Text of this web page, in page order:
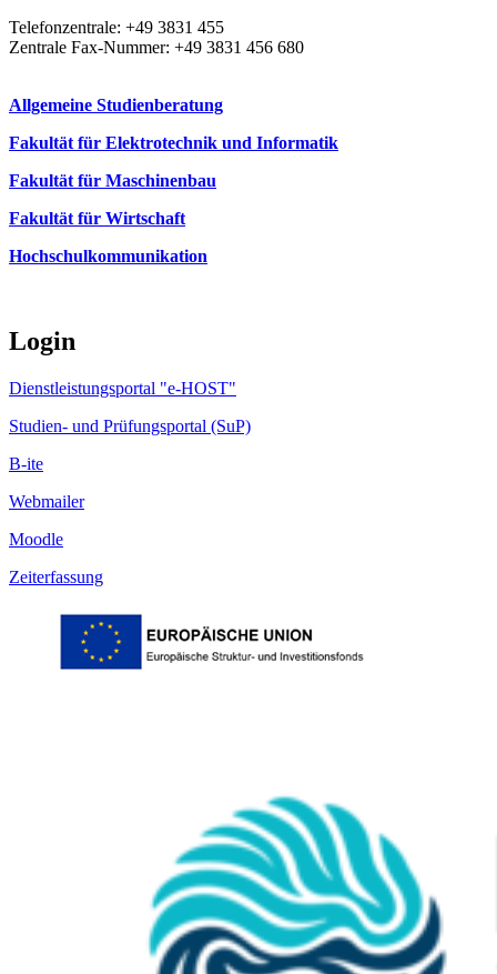
Telefonzentrale: +49 3831 455
Zentrale Fax-Nummer: +49 3831 456 680
Allgemeine Studienberatung
Fakultät für Elektrotechnik und Informatik
Fakultät für Maschinenbau
Fakultät für Wirtschaft
Hochschulkommunikation
Login
Dienstleistungsportal "e-HOST"
Studien- und Prüfungsportal (SuP)
B-ite
Webmailer
Moodle
Zeiterfassung